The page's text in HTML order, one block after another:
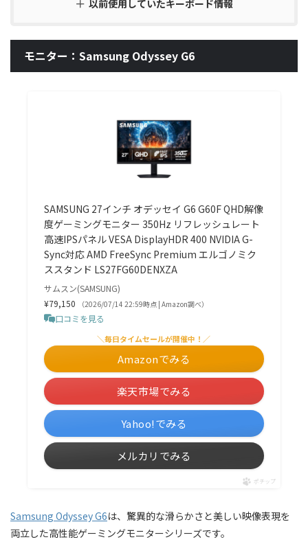
以前使用していたキーボード情報
モニター：Samsung Odyssey G6
SAMSUNG 27インチ オデッセイ G6 G60F QHD解像
度ゲーミングモニター 350Hz リフレッシュレート
高速IPSパネル VESA DisplayHDR 400 NVIDIA G-
Sync対応 AMD FreeSync Premium エルゴノミク
ススタンド LS27FG60DENXZA
サムスン(SAMSUNG)
¥79,150
（2026/07/14 22:59時点 | Amazon調べ）
口コミを見る
＼毎日タイムセールが開催中！／
Amazonでみる
楽天市場でみる
Yahoo!でみる
メルカリでみる
ポチップ
Samsung Odyssey G6は、驚異的な滑らかさと美しい映像表現を
両立した高性能ゲーミングモニターシリーズです。